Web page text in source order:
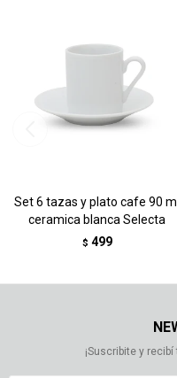
Set 6 tazas y plato cafe 90
ceramica blanca Selecta
$ 499
¡Suscribite y